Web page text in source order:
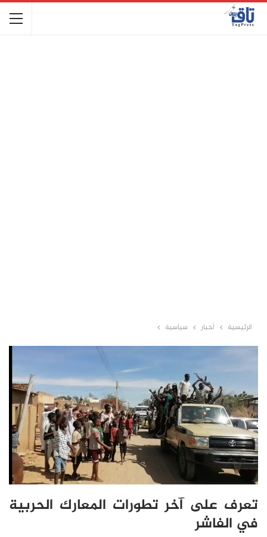
الرئيسية أخبار سياسية
تعرف على آخر تطورات المعارك الحربية
في الفاشر